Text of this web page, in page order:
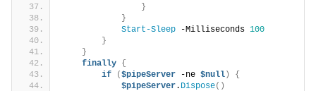
}
}
Start-Sleep -Milliseconds 100
}
}
finally {
if
($pipeServer -ne $null)
{
$pipeServer. Dispose()